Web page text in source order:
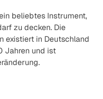
beliebtes Instrument,
zu decken. Die
existiert in Deutschland
Jahren und ist